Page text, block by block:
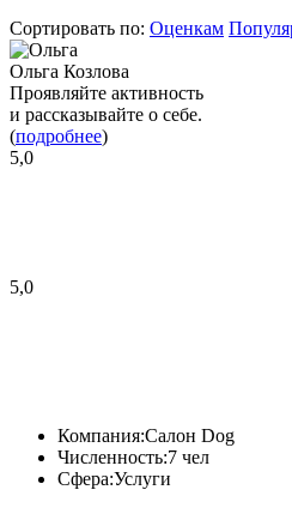
Сортировать по: Оценкам
Ольга Козлова
Проявляйте активность
и рассказывайте о себе.
(подробнее)
5,0
5,0
Компания:Салон Dog
Численность:7 чел
Сфера:Услуги